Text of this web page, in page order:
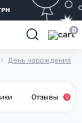
0
День нарождения
Отзывы 0